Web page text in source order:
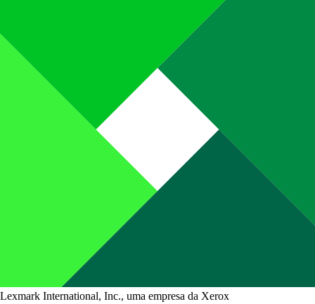
Lexmark International, Inc., uma empresa da Xerox